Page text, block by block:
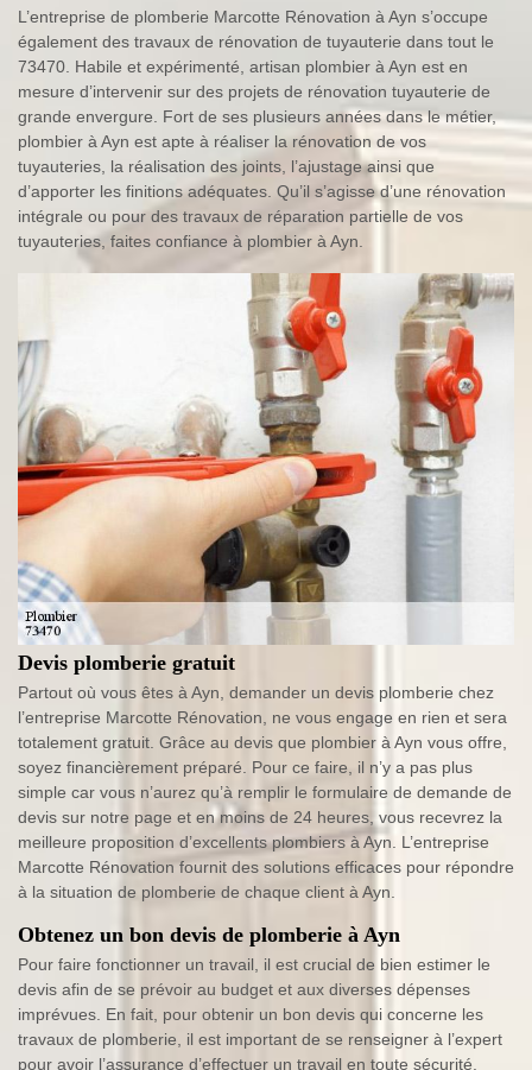
L’entreprise de plomberie Marcotte Rénovation à Ayn s’occupe
également des travaux de rénovation de tuyauterie dans tout le
73470. Habile et expérimenté, artisan plombier à Ayn est en
mesure d’intervenir sur des projets de rénovation tuyauterie de
grande envergure. Fort de ses plusieurs années dans le métier,
plombier à Ayn est apte à réaliser la rénovation de vos
tuyauteries, la réalisation des joints, l’ajustage ainsi que
d’apporter les finitions adéquates. Qu’il s’agisse d’une rénovation
intégrale ou pour des travaux de réparation partielle de vos
tuyauteries, faites confiance à plombier à Ayn.
Devis plomberie gratuit
Partout où vous êtes à Ayn, demander un devis plomberie chez
l’entreprise Marcotte Rénovation, ne vous engage en rien et sera
totalement gratuit. Grâce au devis que plombier à Ayn vous offre,
soyez financièrement préparé. Pour ce faire, il n’y a pas plus
simple car vous n’aurez qu’à remplir le formulaire de demande de
devis sur notre page et en moins de 24 heures, vous recevrez la
meilleure proposition d’excellents plombiers à Ayn. L’entreprise
Marcotte Rénovation fournit des solutions efficaces pour répondre
à la situation de plomberie de chaque client à Ayn.
Obtenez un bon devis de plomberie à Ayn
Pour faire fonctionner un travail, il est crucial de bien estimer le
devis afin de se prévoir au budget et aux diverses dépenses
imprévues. En fait, pour obtenir un bon devis qui concerne les
travaux de plomberie, il est important de se renseigner à l’expert
pour avoir l’assurance d’effectuer un travail en toute sécurité.